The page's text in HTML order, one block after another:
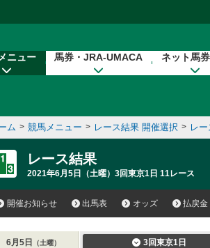
ニュー 馬券・JRA-UMACA ネット馬
ム > 競馬メニュー > レース結果 開催選択 > レ
レース結果
2021年6月5日（土曜）3回東京1日 11レース
開催お知らせ 出馬表 オッズ 払戻金
6月5日 （土曜） 3回東京1日